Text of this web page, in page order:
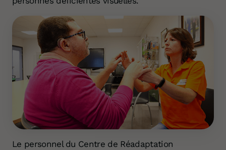
Le personnel du Centre de Réadaptation